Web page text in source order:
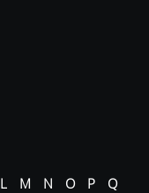
L M N O P
Q